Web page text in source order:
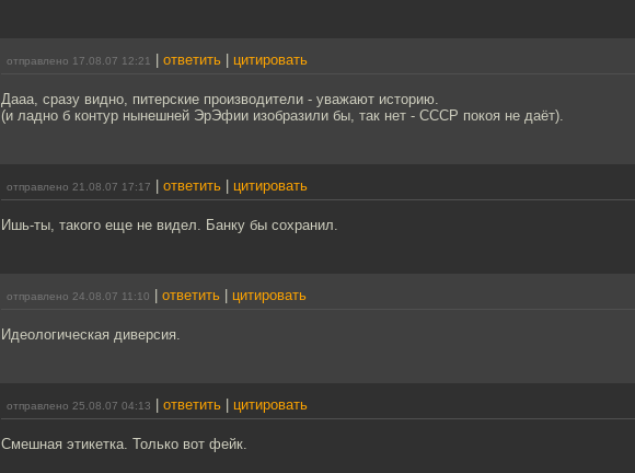
отправлено 17.08.07 12:21 ответить цитировать
Дааа, сразу видно, питерские производители - уважают историю.
(и ладно б контур нынешней ЭрЭфии изобразили бы, так нет - СССР покоя не даёт).
отправлено 21.08.07 17:17 ответить цитировать
Ишь-ты, такого еще не видел. Банку бы сохранил.
отправлено 24.08.07 11:10 ответить цитировать
Идеологическая диверсия.
отправлено 25.08.07 04:13 ответить цитировать
Смешная этикетка. Только вот фейк.